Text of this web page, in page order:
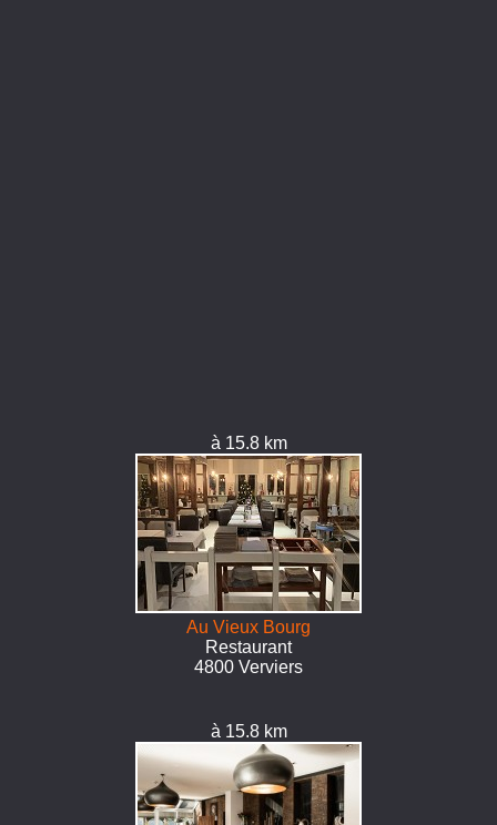
à 15.8 km
Au Vieux Bourg
Restaurant
4800 Verviers
à 15.8 km